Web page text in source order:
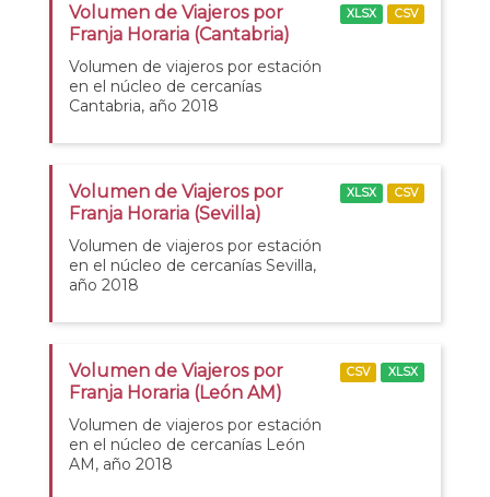
Volumen de Viajeros por
Franja Horaria (Cantabria)
Volumen de viajeros por estación
en el núcleo de cercanías
Cantabria, año 2018
XLSX CSV
Volumen de Viajeros por
Franja Horaria (Sevilla)
Volumen de viajeros por estación
en el núcleo de cercanías Sevilla,
año 2018
XLSX CSV
Volumen de Viajeros por
Franja Horaria (León AM)
Volumen de viajeros por estación
en el núcleo de cercanías León
AM, año 2018
CSV XLSX